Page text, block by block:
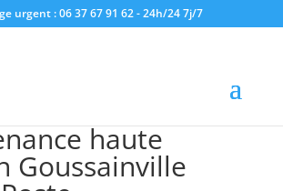
urgent : 06 37 67 91 62 - 24h/24 7j/7
haute
Goussainville